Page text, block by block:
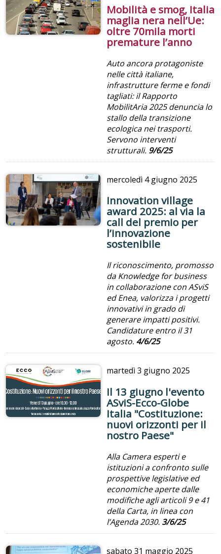
Mobilità e smog, Italia
maglia nera nell’Ue:
oltre 70mila morti
premature l’anno
Auto ancora protagoniste
nelle città italiane,
infrastrutture ferme e fondi
tagliati: il Rapporto
MobilitAria 2025 denuncia lo
stallo della transizione
ecologica nei trasporti.
Servono interventi
strutturali. 9/6/25
mercoledì 4 giugno 2025
Innovation village
award 2025: al via la
call del premio per
l’innovazione
sostenibile
Il riconoscimento, promosso
da Knowledge for business
in collaborazione con ASviS
ed Enea, valorizza i progetti
innovativiin grado di
generare impatti positivi.
Candidature entro il 31
agosto. 4/6/25
martedì3 giugno 2025
Il 13 giugno l'evento
ASviS-Ecco-Globe
Italia "Costituzione:
nuovi orizzonti per il
nostro Paese"
Alla Camera esperti e
istituzioni a confronto sulle
prospettive legislative ed
economiche aperte dalle
modifiche agli articoli 9 e 41
della Carta, in linea con
l’Agenda 2030. 3/6/25
sabato 31 maggio 2025